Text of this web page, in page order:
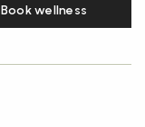
Book wellness